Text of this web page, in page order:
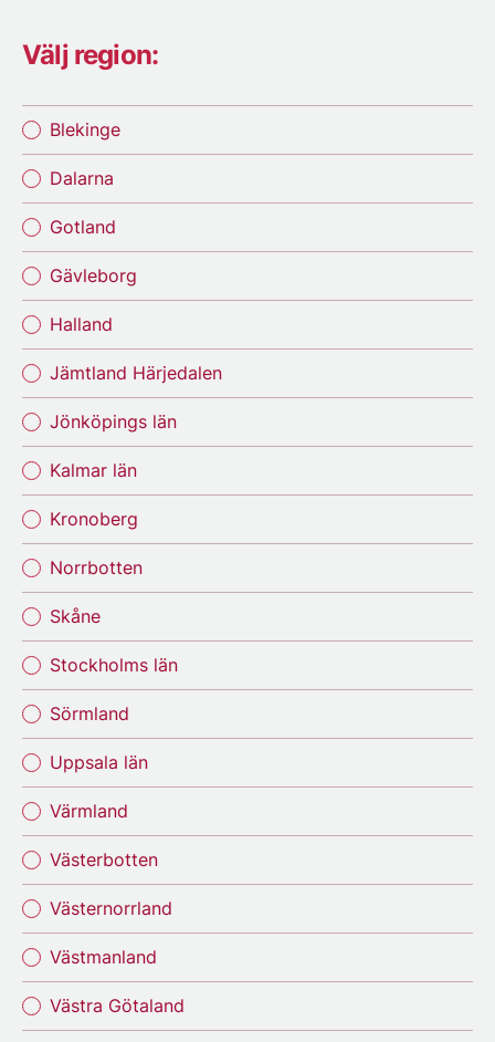
Välj region:
Blekinge
Dalarna
Gotland
Gävleborg
Halland
Jämtland Härjedalen
Jönköpings län
Kalmar län
Kronoberg
Norrbotten
Skåne
Stockholms län
Sörmland
Uppsala län
Värmland
Västerbotten
Västernorrland
Västmanland
Västra Götaland